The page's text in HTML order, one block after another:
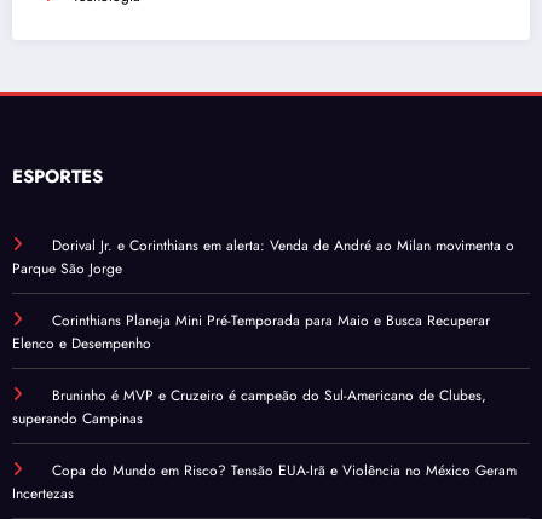
ESPORTES
Dorival Jr. e Corinthians em alerta: Venda de André ao Milan movimenta o
Parque São Jorge
Corinthians Planeja Mini Pré-Temporada para Maio e Busca Recuperar
Elenco e Desempenho
Bruninho é MVP e Cruzeiro é campeão do Sul-Americano de Clubes,
superando Campinas
Copa do Mundo em Risco? Tensão EUA-Irã e Violência no México Geram
Incertezas